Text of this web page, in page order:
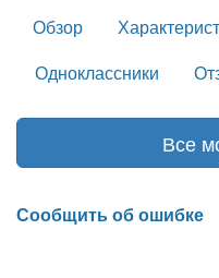
Обзор
Одноклассники
Все
Сообщить об ошибке